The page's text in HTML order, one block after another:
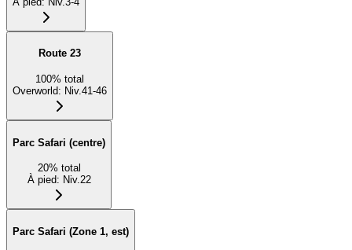
Route 23
100% total
Overworld: Niv.41-46
Parc Safari (centre)
20% total
À pied: Niv.22
Parc Safari (Zone 1, est)